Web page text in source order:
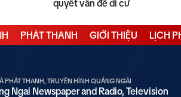
quyết vấn đề di cư
PHÁT THANH GIỚI THIỆU LỊCH
PHÁT THANH, TRUYỀN HÌNH QUẢNG NGÃI
Ngai Newspaper and Radio, Television